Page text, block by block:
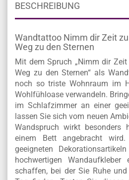
BESCHREIBUNG
Wandtattoo Nimm dir Zeit
Weg zu den Sternen
Mit dem Spruch „Nimm dir
Weg zu den Sternen“ als
noch so triste Wohnraum im
Wohlfühloase verwandeln.
im Schlafzimmer an einer
lassen Sie sich vom neuen
Wandspruch wirkt besonders
einem Bett angebracht
geeigneten
hochwertigen Wandaufkleber
schaffen, bei der Sie Ruhe